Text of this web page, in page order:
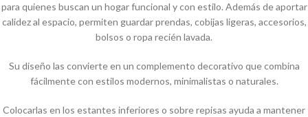
para quienes buscan un hogar funcional y con estilo. Además de aportar
calidez al espacio, permiten guardar prendas, cobijas ligeras, accesorios,
bolsos o ropa recién lavada.
Su diseño las convierte en un complemento decorativo que combina
fácilmente con estilos modernos, minimalistas o naturales.
Colocarlas en los estantes inferiores o sobre repisas ayuda a mantener